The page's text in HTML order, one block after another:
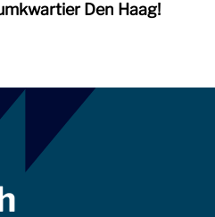
Den Haag!